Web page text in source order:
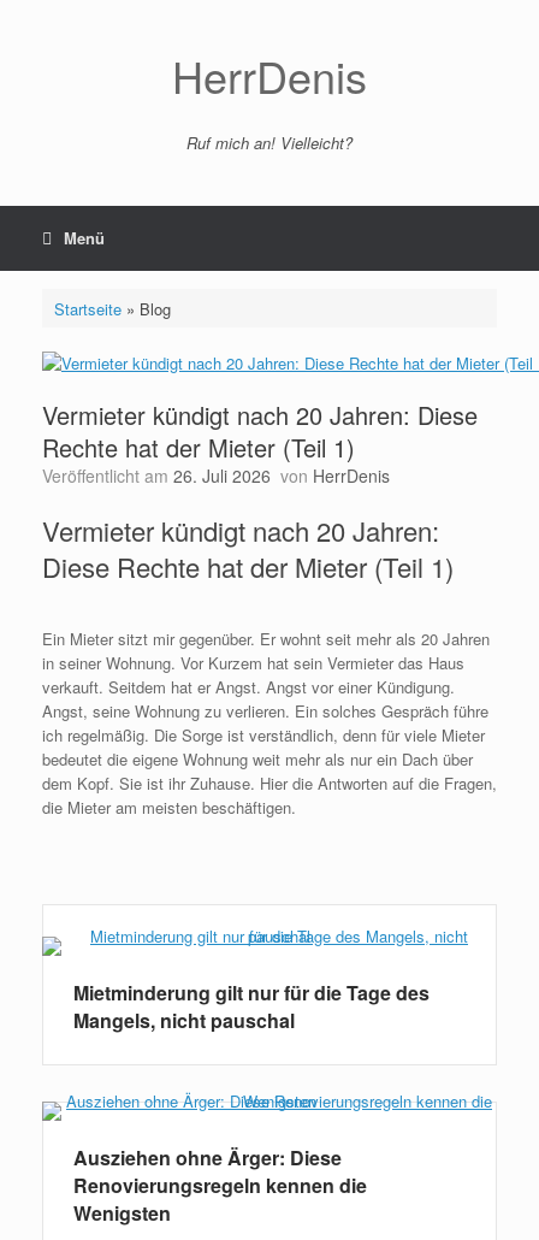
HerrDenis
Ruf mich an! Vielleicht?
Menü
Startseite» Blog
Vermieter kündigt nach 20 Jahren: Diese
Rechte hat der Mieter (Teil 1)
Veröffentlicht am 26. Juli 2026 von HerrDenis
Vermieter kündigt nach 20 Jahren:
Diese Rechte hat der Mieter (Teil 1)
Ein Mieter sitzt mir gegenüber. Er wohnt seit mehr als 20 Jahren
in seiner Wohnung. Vor Kurzem hat sein Vermieter das Haus
verkauft. Seitdem hat er Angst. Angst vor einer Kündigung.
Angst, seine Wohnung zu verlieren. Ein solches Gespräch führe
ich regelmäßig. Die Sorge ist verständlich, denn für viele Mieter
bedeutet die eigene Wohnung weit mehr als nur ein Dach über
dem Kopf. Sie ist ihr Zuhause. Hier die Antworten auf die Fragen,
die Mieter am meisten beschäftigen.
Mietminderung gilt nur für die Tage des
Mangels, nicht pauschal
Ausziehen ohne Ärger: Diese
Renovierungsregeln kennen die
Wenigsten